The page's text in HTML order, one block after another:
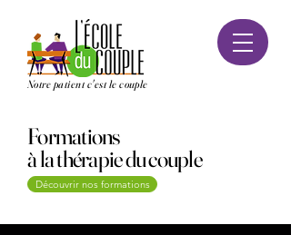
Notre patient c'est le couple
Formations
à la thérapie du couple
Découvrir nos formations